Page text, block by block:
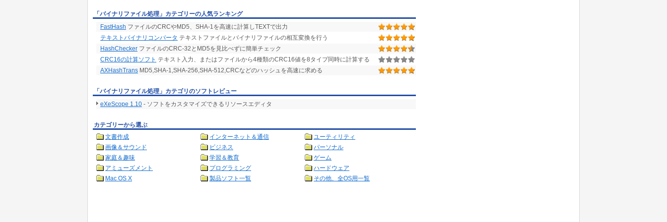
「バイナリファイル処理」カテゴリーの人気ランキング
FastHash ファイルのCRCやMD5、SHA-1を高速に計算しTEXTで出力
テキストバイナリコンバータ テキストファイルとバイナリファイルの相互変換を行う
HashChecker ファイルのCRC-32とMD5を見比べずに簡単チェック
CRC16の計算ソフト テキスト入力、またはファイルから4種類のCRC16値を8タイプ同時に計算する
AXHashTrans MD5,SHA-1,SHA-256,SHA-512,CRCなどのハッシュを高速に求める
「バイナリファイル処理」カテゴリのソフトレビュー
eXeScope 1.10 - ソフトをカスタマイズできるリソースエディタ
カテゴリーから選ぶ
文書作成
インターネット＆通信
ユーティリティ
画像＆サウンド
ビジネス
パーソナル
家庭＆趣味
学習＆教育
ゲーム
アミューズメント
プログラミング
ハードウェア
Mac OS X
製品ソフト一覧 その他、全OS用一覧